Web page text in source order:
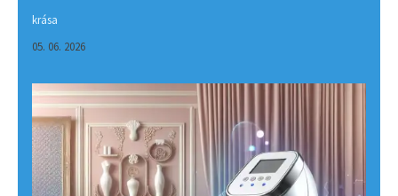
krása
05. 06. 2026